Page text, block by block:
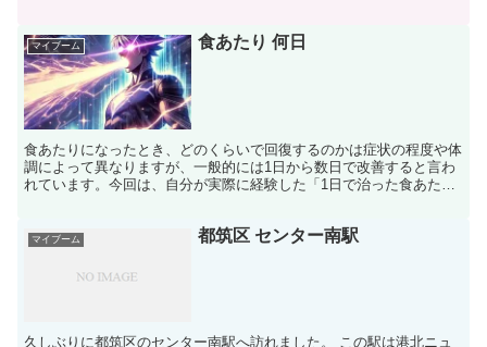
マイブーム 食あたり 何日
食あたりになったとき、どのくらいで回復するのかは症状の程度や体
調によって異なりますが、一般的には1日から数日で改善すると言わ
れています。今回は、自分が実際に経験した「1日で治った食あた
マイブーム 都筑区 センター南駅
久しぶりに都筑区のセンター南駅へ訪れました。 この駅は港北ニュ